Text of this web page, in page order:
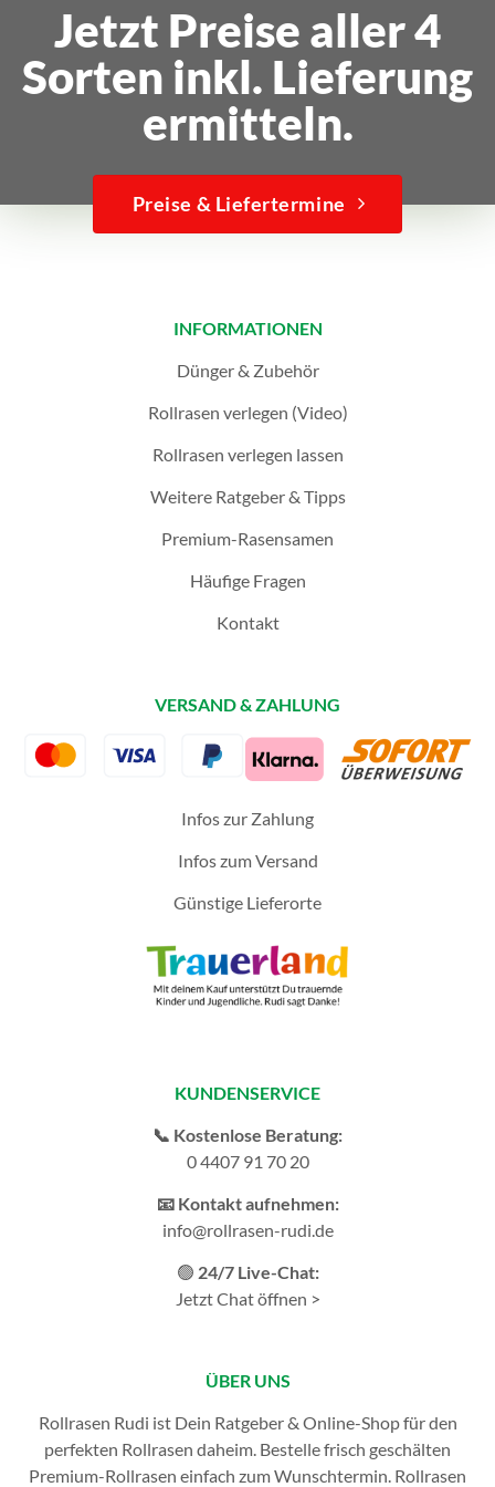
Jetzt Preise aller 4
Sorten inkl. Lieferung
ermitteln.
Preise & Liefertermine
INFORMATIONEN
Dünger & Zubehör
Rollrasen verlegen (Video)
Rollrasen verlegen lassen
Weitere Ratgeber & Tipps
Premium-Rasensamen
Häufige Fragen
Kontakt
VERSAND & ZAHLUNG
Infos zur Zahlung
Infos zum Versand
Günstige Lieferorte
KUNDENSERVICE
📞 Kostenlose Beratung:
0 4407 91 70 20
📧 Kontakt aufnehmen:
info@rollrasen-rudi.de
🟢 24/7 Live-Chat:
Jetzt Chat öffnen >
ÜBER UNS
Rollrasen Rudi ist Dein Ratgeber & Online-Shop für den
perfekten Rollrasen daheim. Bestelle frisch geschälten
Premium-Rollrasen einfach zum Wunschtermin. Rollrasen